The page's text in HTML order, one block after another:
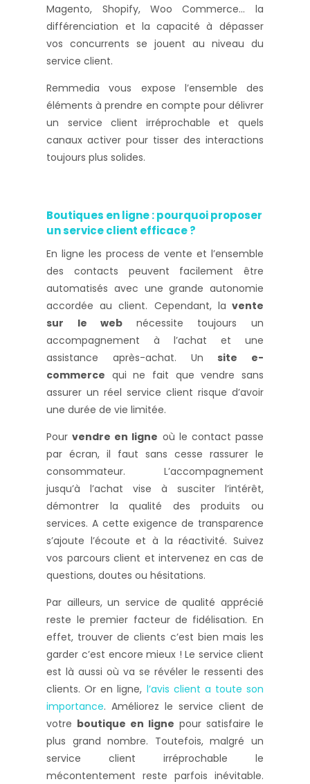
Magento, Shopify, Woo Commerce… la
différenciation et la capacité à dépasser
vos concurrents se jouent au niveau du
service client.
Remmedia vous expose l’ensemble des
éléments à prendre en compte pour délivrer
un service client irréprochable et quels
canaux activer pour tisser des interactions
toujours plus solides.
Boutiques en ligne : pourquoi proposer
un service client efficace ?
En ligne les process de vente et l’ensemble
des contacts peuvent facilement être
automatisés avec une grande autonomie
accordée au client. Cependant, la vente
sur le webnécessite toujours un
accompagnement à l’achat et une
assistance après-achat. Unsite e-
commerce qui ne fait que vendre sans
assurer un réel service client risque d’avoir
une durée de vie limitée.
Pourvendre en ligne où le contact passe
par écran, il faut sans cesse rassurer le
consommateur. L’accompagnement
jusqu’à l’achat vise à susciter l’intérêt,
démontrer la qualité des produits ou
services. A cette exigence de transparence
s’ajoute l’écoute et à la réactivité. Suivez
vos parcours client et intervenez en cas de
questions, doutes ou hésitations.
Par ailleurs, un service de qualité apprécié
reste le premier facteur de fidélisation. En
effet, trouver de clients c’est bien mais les
garder c’est encore mieux ! Le service client
est là aussi où va se révéler le ressenti des
clients. Or en ligne, l’avis client a toute son
importance. Améliorez le service client de
votre boutique en ligne pour satisfaire le
plus grand nombre. Toutefois, malgré un
service client irréprochable le
mécontentement reste parfois inévitable.